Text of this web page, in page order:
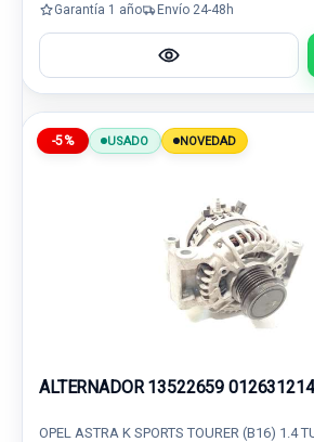
Garantía 1 año Envío 24-48h
-5% USADO NOVEDAD
ALTERNADOR 13522659
OPEL ASTRA K SPORTS TOURER (B16) 1.4